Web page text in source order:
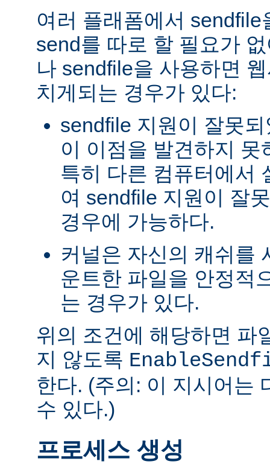
여러 플래폼에서
send를 따로 할 필요가
나 sendfile을 사용하면
치게되는 경우가 있다:
sendfile 지원이 잘못
이 이점을 발견하지
특히 다른 컴퓨터에서
여 sendfile 지원이 잘
경우에 가능하다.
커널은 자신의 캐쉬를
운트한 파일을 안정적
는 경우가 있다.
위의 조건에 해당하면 파
지 않도록
한다. (주의: 이 지시어는
수 있다.)
프로세스 생성